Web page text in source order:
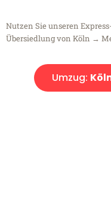
Nutzen Sie unseren
Übersiedlung von Köln →
Umzug: